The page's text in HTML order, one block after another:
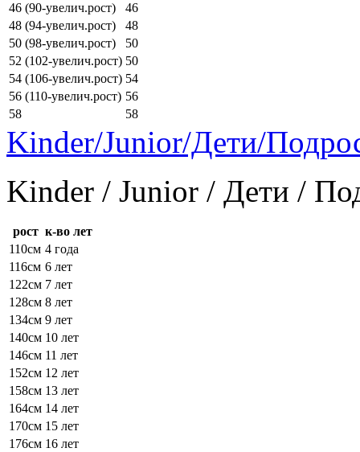
46 (90-увелич.рост)
46
48 (94-увелич.рост)
48
50 (98-увелич.рост)
50
52 (102-увелич.рост) 50
54 (106-увелич.рост) 54
56 (110-увелич.рост) 56
58
58
Kinder/Junior/Дети/
Kinder / Junior / Дети /
рост к-во лет
110см 4 года
116см 6 лет
122см 7 лет
128см 8 лет
134см 9 лет
140см 10 лет
146см 11 лет
152см 12 лет
158см 13 лет
164см 14 лет
170см 15 лет
176см 16 лет